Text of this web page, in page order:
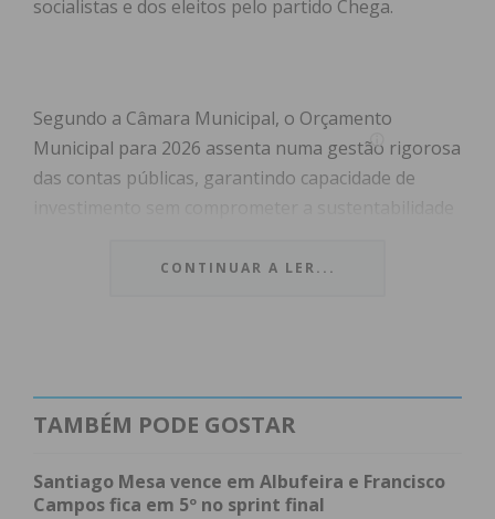
socialistas e dos eleitos pelo partido Chega.
Segundo a Câmara Municipal, o Orçamento
Municipal para 2026 assenta numa gestão rigorosa
das contas públicas, garantindo capacidade de
saúde, a educação, a limpeza urbana e o
Unidades de Saúde Familiar e a abertura dos novos
Penafiel (Novelas), reforçando a qualidade e a
dignidade no acesso aos cuidados de saúde. Na
CONTINUAR A LER...
TAMBÉM PODE GOSTAR
Santiago Mesa vence em Albufeira e Francisco
Campos fica em 5º no sprint final